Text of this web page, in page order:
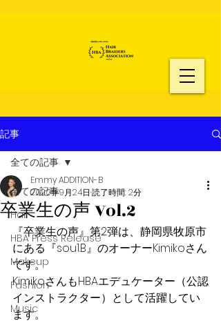
記事
全ての記事
Hair
HBA Press Release
Makeup
Fashion
Music
全ての記事
卒業生の声 Vol.2
Emmy ADDITION-B
2020年9月24日 読了時間: 2分
『卒業生の声』第2弾は、静岡県牧原市
にある『sou1.B』のオーナーKimikoさん
です。
KimikoさんもHBAエデュケーター（公認
インストラクター）として活躍してい
ます。